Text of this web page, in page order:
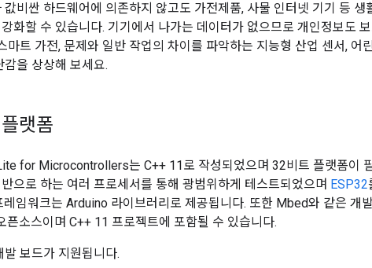
값비싼 하드웨어에 의존하지 않고도 가전제품, 사물 인터넷 기기 등 생
화할 수 있습니다. 기기에서 나가는 데이터가 없으므로 개인정보도
마트 가전, 문제와 일반 작업의 차이를 파악하는 지능형 산업 센서, 어
감을 상상해 보세요.
랫폼
for Microcontrollers는 C++ 11로 작성되었으며 32비트 플랫폼이
으로 하는 여러 프로세서를 통해 광범위하게 테스트되었으며 ESP32
레임워크는 Arduino 라이브러리로 제공됩니다. 또한 Mbed와 같은 개
픈소스이며 C++ 11 프로젝트에 포함될 수 있습니다.
발 보드가 지원됩니다.